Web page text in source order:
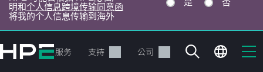
明和个人信息跨境传输同意函
将我的个人信息传输到海外
是 否
转
到
产品 服务 支持 公司